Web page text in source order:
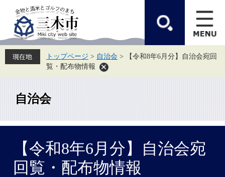
先
頭
を
飛
て
トップページ > 自治会 >
【令和8年6月分】自治会宛回
覧・配布物情報
自治会
【令和8年6月分】自治会宛
回覧・配布物情報